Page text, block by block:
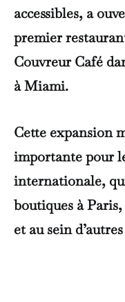
accessibles, a
premier
Couvreur Café
à Miami.
Cette expansion
importante pour
internationale,
boutiques à
et au sein